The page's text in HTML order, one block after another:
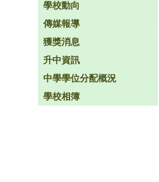
學校動向
傳媒報導
獲獎消息
升中資訊
中學學位分配概況
學校相簿